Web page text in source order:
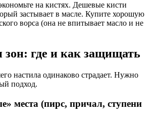
на кистях. Дешевые кисти
застывает в масле. Купите хорошую
ворса (она не впитывает масло и не
зон: где и как защищать
настила одинаково страдает. Нужно
подход.
места (пирс, причал, ступени